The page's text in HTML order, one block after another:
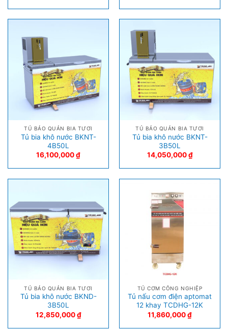
TỦ BẢO QUẢN BIA TƯƠI
Tủ bia khô nước BKNT-
4B50L
16,100,000₫
TỦ BẢO QUẢN BIA TƯƠI
Tủ bia khô nước BKNT-
3B50L
14,050,000₫
TỦ BẢO QUẢN BIA TƯƠI
Tủ bia khô nước BKND-
3B50L
12,850,000₫
TỦ CƠM CÔNG NGHIỆP
Tủ nấu cơm điện aptomat
12 khay TCDHG-12K
11,860,000₫